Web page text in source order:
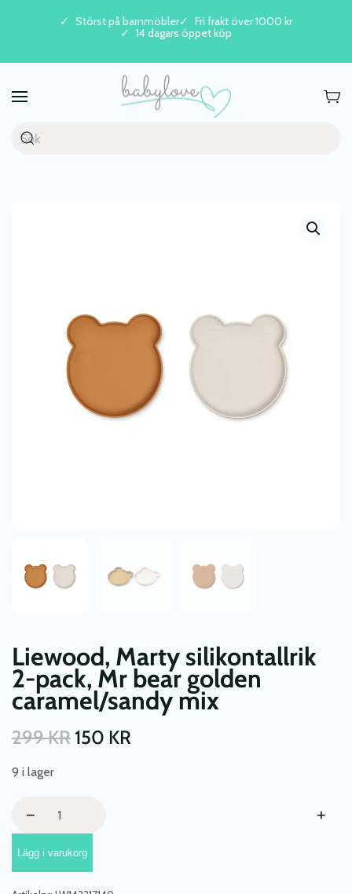
Skip to main content
Störst på barnmöbler
Fri frakt över 1000 kr
14 dagars öppet köp
Liewood, Marty silikontallrik
2-pack, Mr bear golden
caramel/sandy mix
299KR 150 KR
9 i lager
Marty
silikontallrik
2-
pack,
Mr
− +
Lägg i varukorg